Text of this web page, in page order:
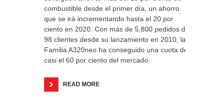
combustible desde el primer día, un ahorro
que se irá incrementando hasta el 20 por
ciento en 2020. Con más de 5,800 pedidos de
98 clientes desde su lanzamiento en 2010, la
Familia A320neo ha conseguido una cuota de
casi el 60 por ciento del mercado.
READ MORE